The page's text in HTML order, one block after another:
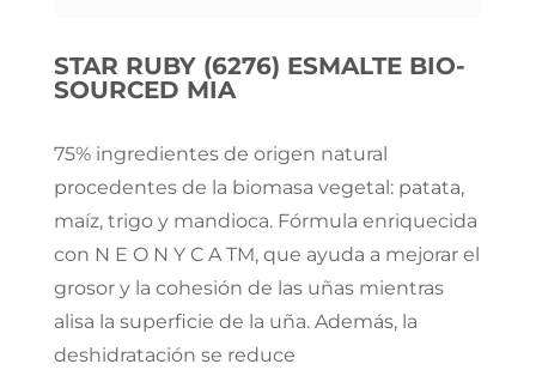
STAR RUBY (6276) ESMALTE BIO-
SOURCED MIA
75% ingredientes de origen natural
procedentes de la biomasa vegetal: patata,
maíz, trigo y mandioca. Fórmula enriquecida
con N E O N Y C A TM, que ayuda a mejorar el
grosor y la cohesión de las uñas mientras
alisa la superficie de la uña. Además, la
deshidratación se reduce